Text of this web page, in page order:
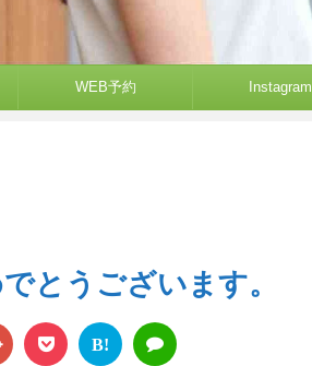
WEB予約 Instagram
とうございます。
B!